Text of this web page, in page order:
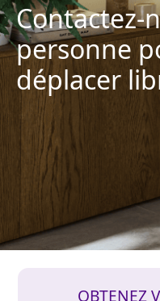
Contactez-
personne
déplacer
OBTENEZ